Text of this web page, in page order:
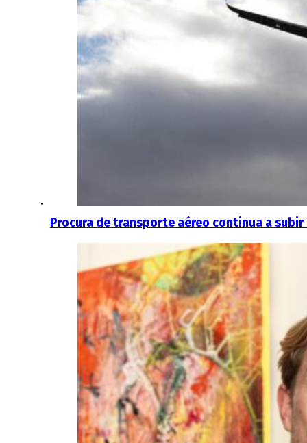
Procura de transporte aéreo continua a